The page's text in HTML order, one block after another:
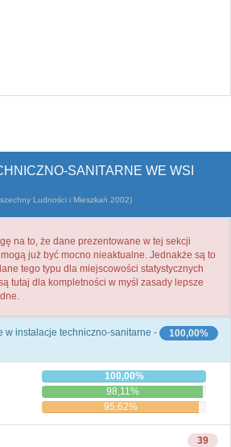
SANITARNE WE WSI
Ludności i Mieszkań 2002)
na to, że dane prezentowane w tej sekcji
już być mocno nieaktualne. Jednakże są to
tego typu dla miejscowości statystycznych
tutaj dla kompletności w myśl zasady lepsze
100,00%
w instalacje techniczno-sanitarne -
100,00%
98,11%
95,62%
39